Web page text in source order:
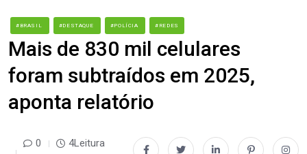
#BRASIL #DESTAQUE #POLÍCIA #REDES
Mais de 830 mil celulares
foram subtraídos em 2025,
aponta relatório
0 4Leitura